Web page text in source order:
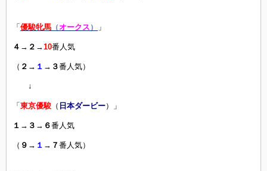
「優駿牝馬 （オークス ） 」
４ → ２ →10番人気
（ ２ → １ → ３番人気）
↓
「東京優駿 （ 日本ダービー）」
１ → ３ → ６番人気
（ ９ → １ → ７ 番人気）